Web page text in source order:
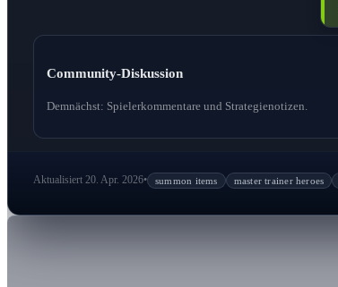
Community-Diskussion
Demnächst: Spielerkommentare und Strategienotizen.
Aktualisiert 20. Apr. 2026• summon items master trainer heroes